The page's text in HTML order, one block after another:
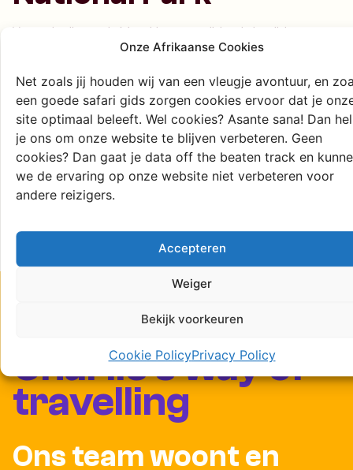
Onze Afrikaanse Cookies
Net zoals jij houden wij van een vleugje avontuur, en
een goede safari gids zorgen cookies ervoor dat je
site optimaal beleeft. Wel cookies? Asante sana! Dan
je ons om onze website te blijven verbeteren. Geen
cookies? Dan gaat je data off the beaten track en
we de ervaring op onze website niet verbeteren voor
andere reizigers.
Accepteren
Weiger
Bekijk voorkeuren
Cookie PolicyPrivacy Policy
Voor wie dieper de Marokkaanse wildernis in wil, is
Talassemtane National Park de plek. Dit beschermde
bossen van de zeldzame Marokkaanse spar, diepe
valleien en kletterende watervallen. Samen met onze gids
laat je de gebaande paden achter je en loop je door een
groen berglandschap waar je met een beetje geluk wilde
berberapen (makaken) in de boomtoppen ziet ritselen.
Of je nu kiest voor een pittige dagtocht over de
klaterende rivier; hier ervaar je de ruige, stille kant van
Charlie's way of
travelling
Ons team woont en